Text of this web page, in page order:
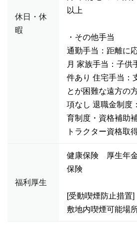
休日・休
暇
以上
・その他手当
通勤手当：距離に
月 家族手当：子
件あり 住宅手当：
とが困難な遠方の
項なし 退職金制度
育制度・資格補助
トラクター資格取
福利厚生
健康保険 厚生年
保険
[受動喫煙防止措置]
敷地内喫煙可能場